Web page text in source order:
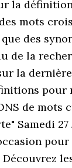
la définition
mots
des
de la
la
pour
de mots
Samedi 27
pour